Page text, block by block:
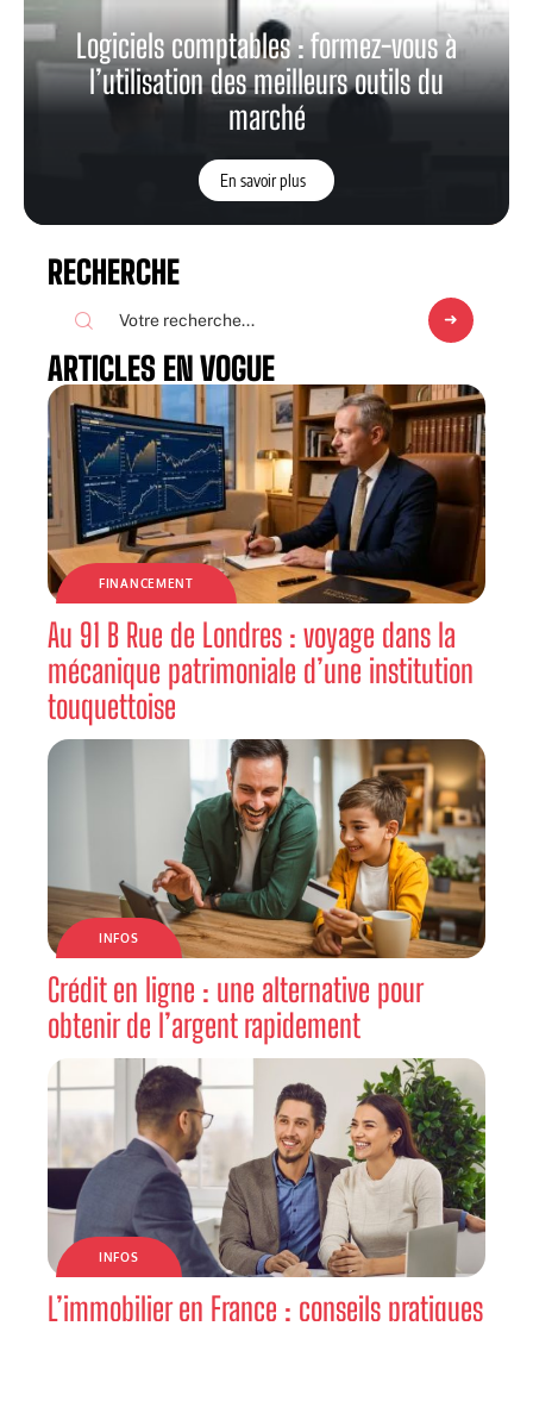
Logiciels comptables : formez-vous à
l’utilisation des meilleurs outils du
marché
En savoir plus
RECHERCHE
ARTICLES EN VOGUE
FINANCEMENT
Au 91 B Rue de Londres : voyage dans la
mécanique patrimoniale d’une institution
touquettoise
INFOS
Crédit en ligne : une alternative pour
obtenir de l’argent rapidement
INFOS
L’immobilier en France : conseils pratiques